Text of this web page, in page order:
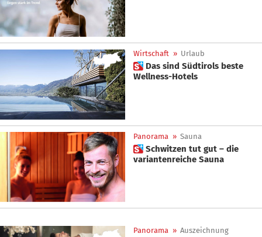
Wirtschaft » Urlaub
 Das sind Südtirols beste
Wellness-Hotels
Panorama » Sauna
 Schwitzen tut gut – die
variantenreiche Sauna
Panorama » Auszeichnung